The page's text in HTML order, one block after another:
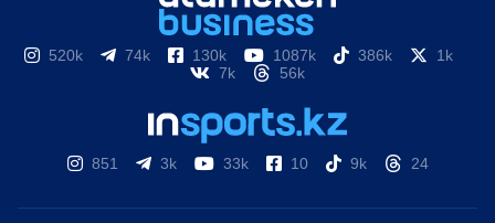
520k 74k 130k 1087k 386k
1k
7k
56k
851 3k 33k 10 9k 24